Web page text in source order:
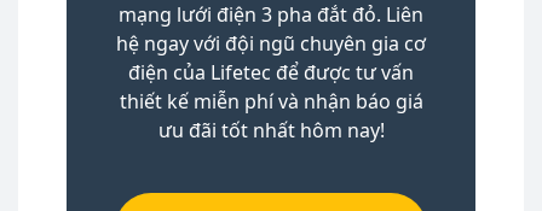
mạng lưới điện 3 pha đắt đỏ. Liên
hệ ngay với đội ngũ chuyên gia cơ
điện của Lifetec để được tư vấn
thiết kế miễn phí và nhận báo giá
ưu đãi tốt nhất hôm nay!